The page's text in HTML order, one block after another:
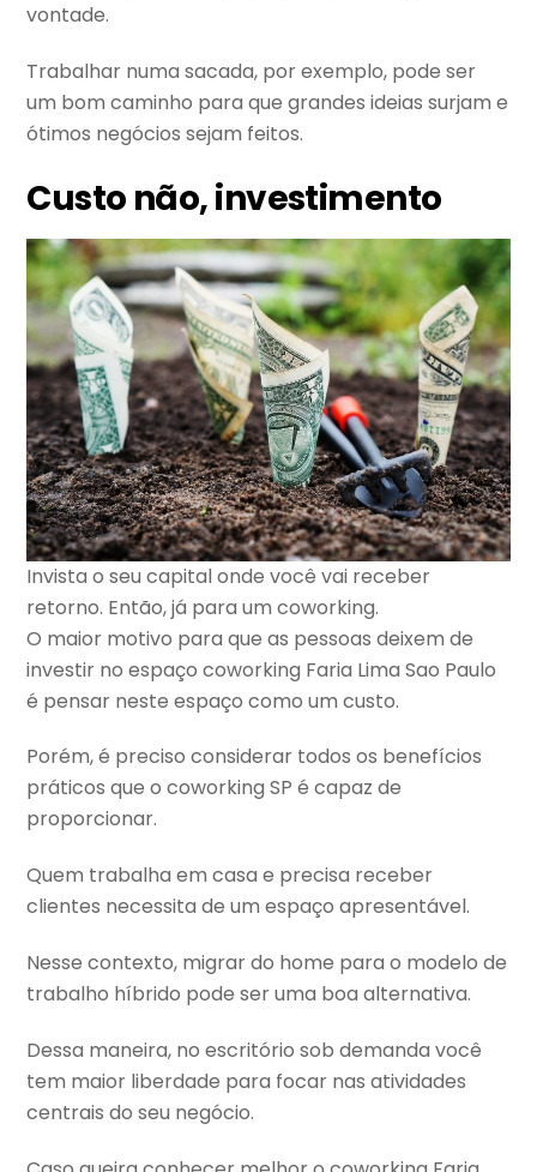
vontade.
Trabalhar numa sacada, por exemplo, pode ser
um bom caminho para que grandes ideias surjam e
ótimos negócios sejam feitos.
Custo não, investimento
Invista o seu capital onde você vai receber
retorno. Então, já para um coworking.
O maior motivo para que as pessoas deixem de
investir no espaço coworking Faria Lima Sao Paulo
é pensar neste espaço como um custo.
Porém, é preciso considerar todos os benefícios
práticos que o coworking SP é capaz de
proporcionar.
Quem trabalha em casa e precisa receber
clientes necessita de um espaço apresentável.
Nesse contexto, migrar do home para o modelo de
trabalho híbrido pode ser uma boa alternativa.
Dessa maneira, no escritório sob demanda você
tem maior liberdade para focar nas atividades
centrais do seu negócio.